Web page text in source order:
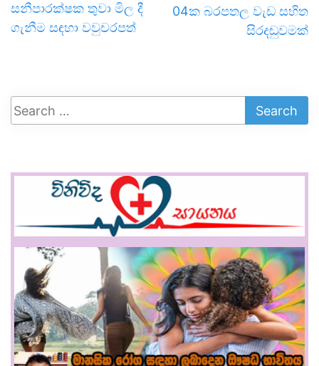
සනීපාරක්ෂක තුවා මිල දී
ගැනීම සඳහා වවුචරපත්
04ක බරපතල වැඩ සහිත
සිරදඬුවමක්